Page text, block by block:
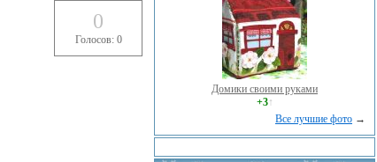
0
Голосов: 0
Домики своими руками
+3↑
Все лучшие фото →